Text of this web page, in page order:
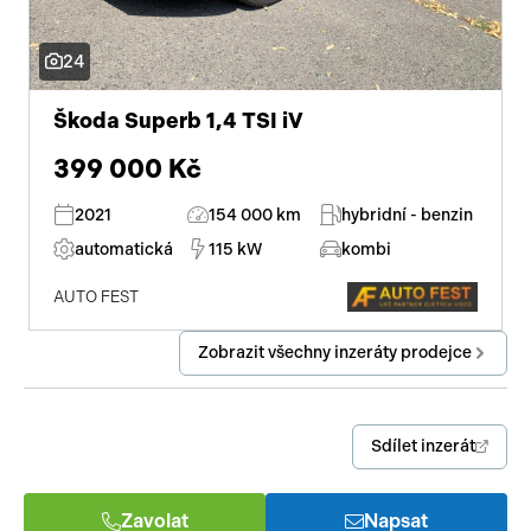
24
Škoda Superb 1,4 TSI iV
399 000 Kč
2021 154 000 km
hybridní - benzin
automatická
115 kW kombi
AUTO FEST
Zobrazit všechny inzeráty prodejce
Sdílet inzerát
Zavolat Napsat